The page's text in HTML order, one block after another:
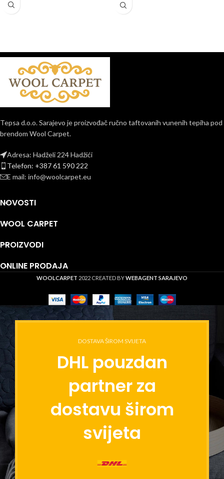
Tepsa d.o.o. Sarajevo je proizvođač ručno taftovanih vunenih tepiha pod
brendom Wool Carpet.
Adresa: Hadželi 224 Hadžići
Telefon: +387 61 590 222
E mail: info@woolcarpet.eu
NOVOSTI
WOOL CARPET
PROIZVODI
ONLINE PRODAJA
WOOLCARPET 2022 CREATED BYWEBAGENT SARAJEVO
DOSTAVA ŠIROM SVIJETA
DHL pouzdan
partner za
dostavu širom
svijeta